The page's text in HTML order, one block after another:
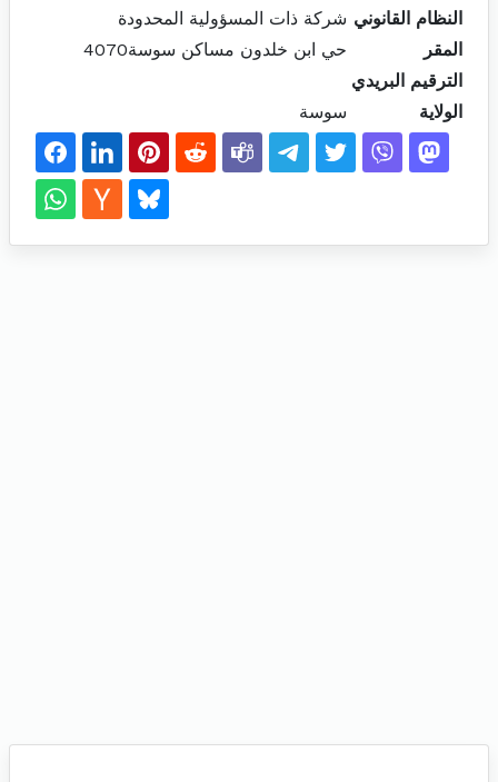
النظام القانوني شركة ذات المسؤولية المحدودة
المقر
حي ابن خلدون مساكن سوسة4070
الترقيم البريدي
الولاية
سوسة